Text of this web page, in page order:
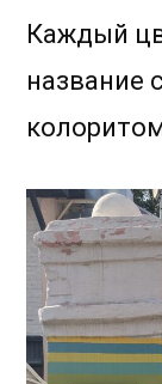
Каждый
название